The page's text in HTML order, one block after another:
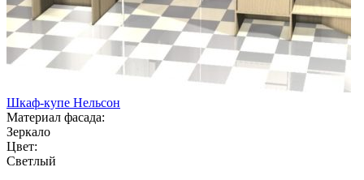
Шкаф-купе Нельсон
Материал фасада:
Зеркало
Цвет:
Светлый